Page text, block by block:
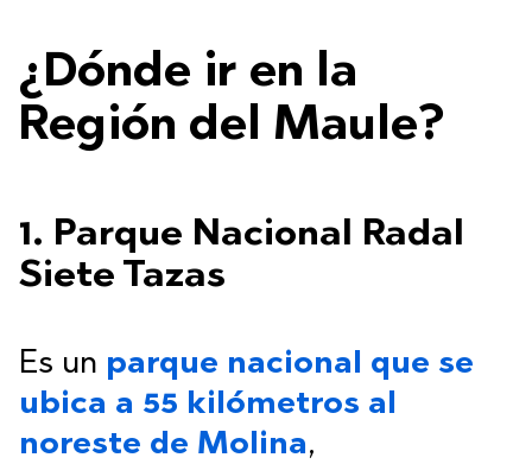
¿Dónde ir en la
Región del Maule?
1. Parque Nacional Radal
Siete Tazas
Es un parque nacional que se
ubica a 55 kilómetros al
noreste de Molina,